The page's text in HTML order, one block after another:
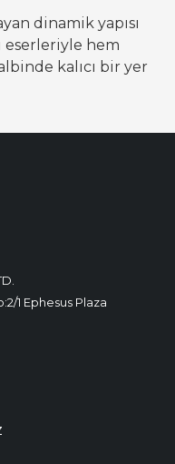
dinamik yapısı
eserleriyle hem
kalıcı bir yer
1 Ephesus Plaza